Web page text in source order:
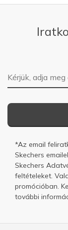
E-mail-cím
*Az email
Skechers
Skechers
feltételeket.
promócióban.
további